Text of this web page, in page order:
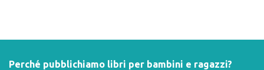
Perché pubblichiamo libri per bambini e ragazzi?